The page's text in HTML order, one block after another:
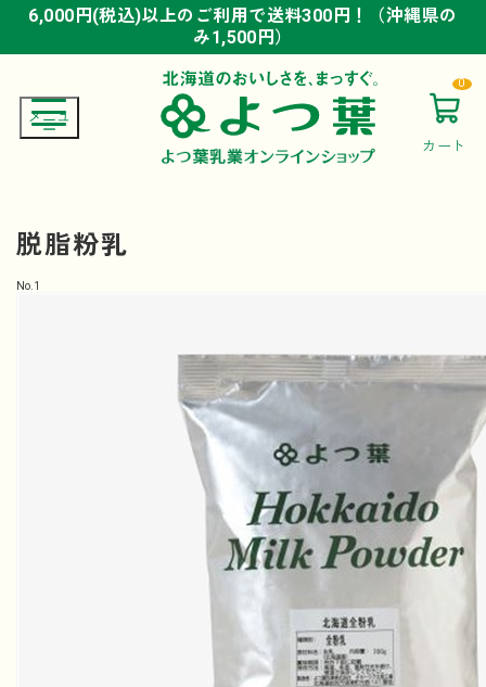
6,000円(税込)以上のご利用で送料300円！（沖縄県の
み1,500円）
6,000円(税込)以上のご利用で送料300円！（沖縄県の
み1,500円）
6,000円(税込)以上のご利用で送料300円！（沖縄県の
み1,500円）
カート
0
脱脂粉乳
No. 1